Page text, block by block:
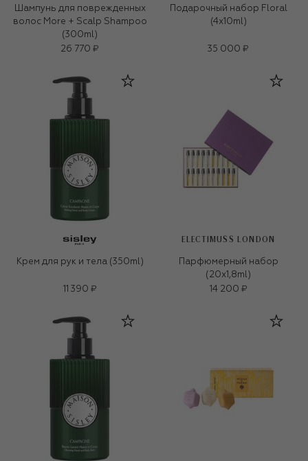
Шампунь для поврежденных
волос More + Scalp Shampoo
(300ml)
26 770 ₽
Подарочный набор Floral
(4x10ml)
35 000 ₽
Крем для рук и тела (350ml)
11 390 ₽
ELECTIMUSS LONDON
Парфюмерный набор
(20x1,8ml)
14 200 ₽